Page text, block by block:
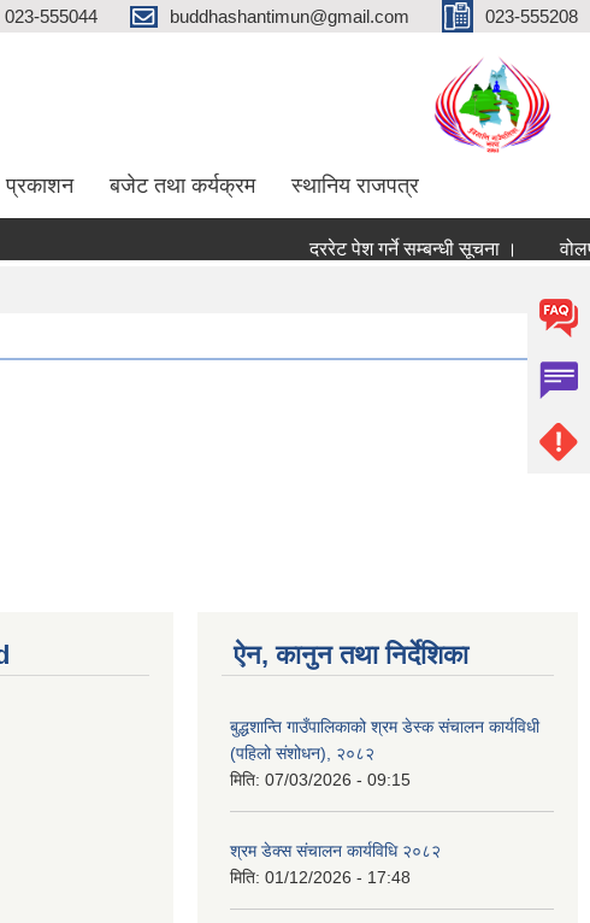
023-555044 buddhashantimun@gmail.com 023-555208
प्रकाशन बजेट तथा कर्यक्रम स्थानिय राजपत्र
दररेट पेश गर्ने सम्बन्धी सूचना ।
ऐन, कानुन तथा निर्देशिका
बुद्धशान्ति गाउँपालिकाको श्रम डेस्क संचालन कार्यविधी
(पहिलो संशोधन), २०८२
मिति: 07/03/2026 - 09:15
श्रम डेक्स संचालन कार्यविधि २०८२
मिति: 01/12/2026 - 17:48